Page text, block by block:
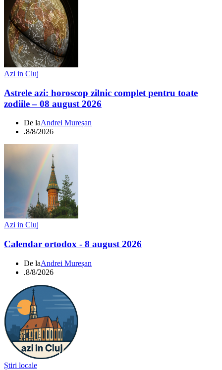
Azi in Cluj
Astrele azi: horoscop zilnic complet pentru toate
zodiile – 08 august 2026
De laAndrei Mureșan
.8/8/2026
Azi in Cluj
Calendar ortodox - 8 august 2026
De laAndrei Mureșan
.8/8/2026
Știri locale